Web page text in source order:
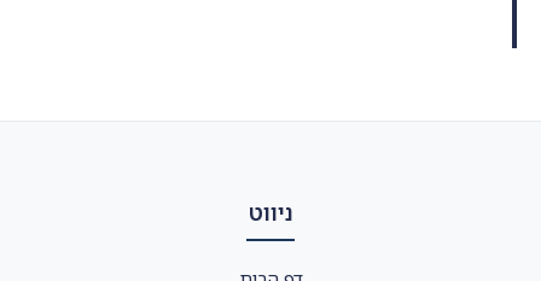
ניווט